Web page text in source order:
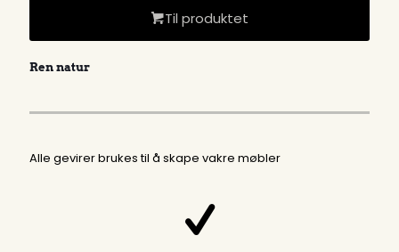
Til produktet
Ren natur
Alle gevirer brukes til å skape vakre møbler